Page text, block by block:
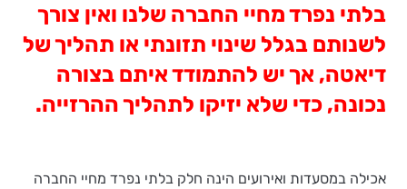
בלתי נפרד מחיי החברה שלנו ואין צורך
לשנותם בגלל שינוי תזונתי או תהליך של
דיאטה, אך יש להתמודד איתם בצורה
נכונה, כדי שלא יזיקו לתהליך ההרזייה.
אכילה במסעדות ואירועים הינה חלק בלתי נפרד מחיי החברה